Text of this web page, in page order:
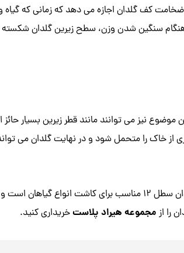
کف گلدان اجازه می دهد که زمانی که گیاه و
سنگین شدن وزن، سطح زیرین گلدان
متر است که این موضوع نیز می توانند مانند قطر زیرین
از خاک را متحمل شود و در نهایت گلدان می
با توجه به ابعاد این گلدان می توان گفت که گلدان سطل 12 مناسب
را از مجموعه هیراد پلاستخریداری کنید.